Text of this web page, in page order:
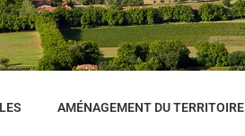
AMÉNAGEMENT DU TERRITOIRE